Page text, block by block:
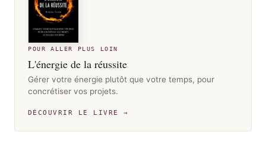
POUR ALLER PLUS LOIN
L'énergie de la réussite
Gérer votre énergie plutôt que votre temps, pour
concrétiser vos projets.
DÉCOUVRIR LE LIVRE →